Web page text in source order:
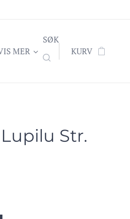
MER
SØK
KURV
Str.